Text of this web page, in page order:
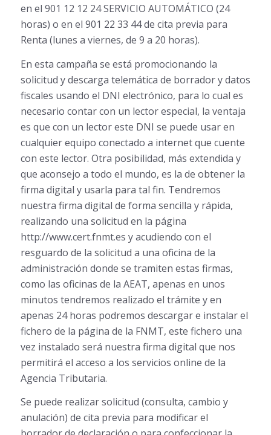
en el 901 12 12 24 SERVICIO AUTOMÁTICO (24
horas) o en el 901 22 33 44 de cita previa para
Renta (lunes a viernes, de 9 a 20 horas).
En esta campaña se está promocionando la
solicitud y descarga telemática de borrador y datos
fiscales usando el DNI electrónico, para lo cual es
necesario contar con un lector especial, la ventaja
es que con un lector este DNI se puede usar en
cualquier equipo conectado a internet que cuente
con este lector. Otra posibilidad, más extendida y
que aconsejo a todo el mundo, es la de obtener la
firma digital y usarla para tal fin. Tendremos
nuestra firma digital de forma sencilla y rápida,
realizando una solicitud en la página
http://www.cert.fnmt.es y acudiendo con el
resguardo de la solicitud a una oficina de la
administración donde se tramiten estas firmas,
como las oficinas de la AEAT, apenas en unos
minutos tendremos realizado el trámite y en
apenas 24 horas podremos descargar e instalar el
fichero de la página de la FNMT, este fichero una
vez instalado será nuestra firma digital que nos
permitirá el acceso a los servicios online de la
Agencia Tributaria.
Se puede realizar solicitud (consulta, cambio y
anulación) de cita previa para modificar el